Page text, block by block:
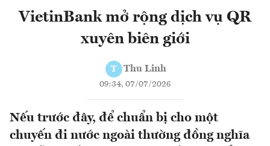
VietinBank mở rộng dịch vụ QR
xuyên biên giới
T Thu Linh
09:34, 07/07/2026
Nếu trước đây, để chuẩn bị cho một
chuyến đi nước ngoài thường đồng nghĩa